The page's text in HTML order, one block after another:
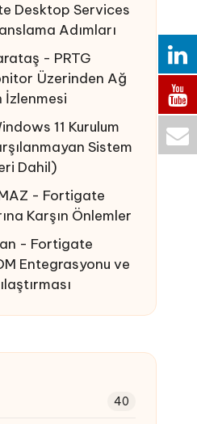
Desktop Services
Adımları
- PRTG
Üzerinden Ağ
İzlenmesi
11 Kurulum
Sistem
Dahil)
- Fortigate
Karşın Önlemler
- Fortigate
Entegrasyonu ve
40